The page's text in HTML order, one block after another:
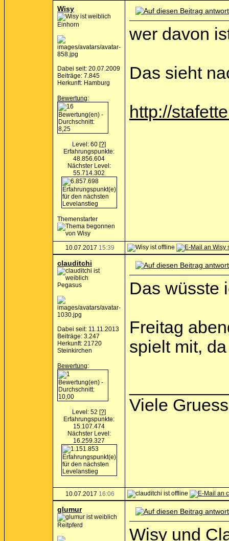
Wisy
Einhorn
Dabei seit: 20.07.2009
Beiträge: 7.845
Herkunft: Hamburg
Bewertung:
Level: 60 [?]
Erfahrungspunkte:
48.856.604
Nächster Level:
55.714.302
Themenstarter
wer davon
Das sieht
http://
10.07.2017 15:39
clauditchi
Pegasus
Dabei seit: 11.11.2013
Beiträge: 3.247
Herkunft: 21720
Steinkirchen
Bewertung:
Level: 52 [?]
Erfahrungspunkte:
15.107.474
Nächster Level:
16.259.327
Das wüsste
Freitag
spielt mit,
Viele
10.07.2017 16:06
glumur
Reitpferd Wisy und